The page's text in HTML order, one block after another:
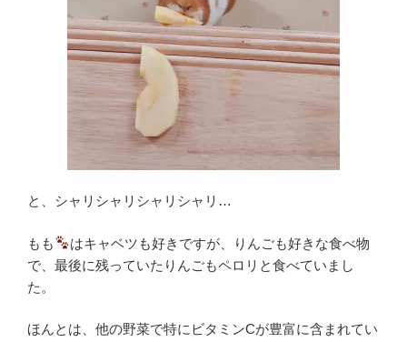
と、シャリシャリシャリシャリ…
もも
はキャベツも好きですが、りんごも好きな食べ物
で、最後に残っていたりんごもペロリと食べていまし
た。
ほんとは、他の野菜で特にビタミンCが豊富に含まれてい